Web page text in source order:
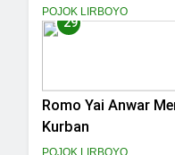
POJOK LIRBOYO
29
Romo Yai Anwar
Kurban